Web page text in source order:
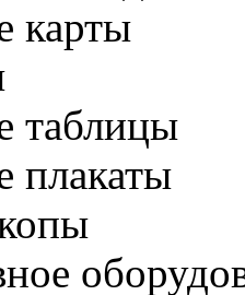
карты
таблицы
плакаты